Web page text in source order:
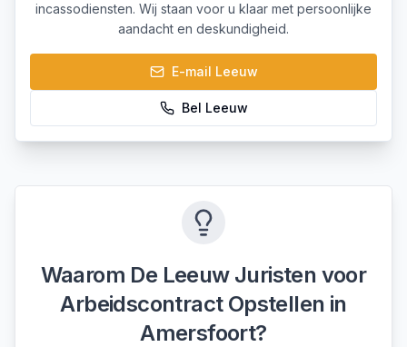
incassodiensten. Wij staan voor u klaar met persoonlijke
aandacht en deskundigheid.
E-mail Leeuw
Bel Leeuw
Waarom De Leeuw Juristen voor
Arbeidscontract Opstellen in
Amersfoort?